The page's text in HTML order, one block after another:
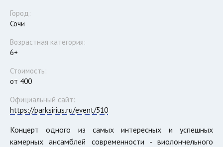
Город:
Сочи
Возрастная категория:
6+
Стоимость:
от 400
Официальный сайт:
https://parksirius.ru/event/510
Концерт одного из самых интересных и успешных
камерных ансамблей современности - виолончельного